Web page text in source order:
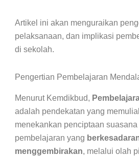
Artikel ini akan menguraikan
pelaksanaan, dan implikasi
di sekolah.
Pengertian Pembelajaran
Menurut Kemdikbud,
adalah pendekatan yang
menekankan penciptaan
pembelajaran yang
menggembirakan, melalui olah